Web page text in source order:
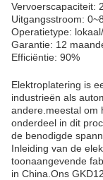
Vervoerscapaciteit:
Uitgangsstroom:
Operatietype:
Garantie: 12
Efficiëntie: 90%
Elektroplatering is
industrieën als
andere.meestal om
onderdeel in dit
de benodigde
Inleiding van de
toonaangevende
in China.Ons